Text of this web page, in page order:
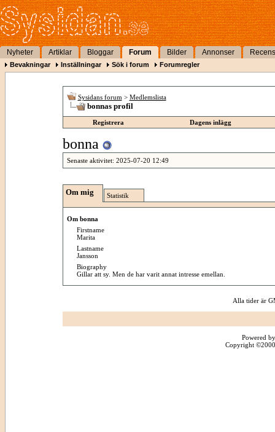
Nyheter Artiklar Bloggar Forum Bilder Annonser
Bevakningar Inställningar Sök i forum Forumregler
Sysidans forum > Medlemslista
bonnas profil
Registrera Dagens inlägg
bonna
Senaste aktivitet: 2025-07-20 12:49
Om mig Statistik
Om bonna
Firstname
Marita
Lastname
Jansson
Biography
Gillar att sy. Men de har varit annat intresse emellan.
Alla tider är
Powered
Copyright